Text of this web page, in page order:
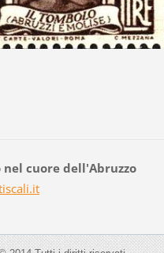
nel cuore dell'Abruzzo
iscali.it